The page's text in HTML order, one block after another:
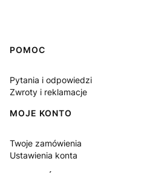
Linki w stopce
POMOC
Pytania i odpowiedzi
Zwroty i reklamacje
MOJE KONTO
Twoje zamówienia
Ustawienia konta